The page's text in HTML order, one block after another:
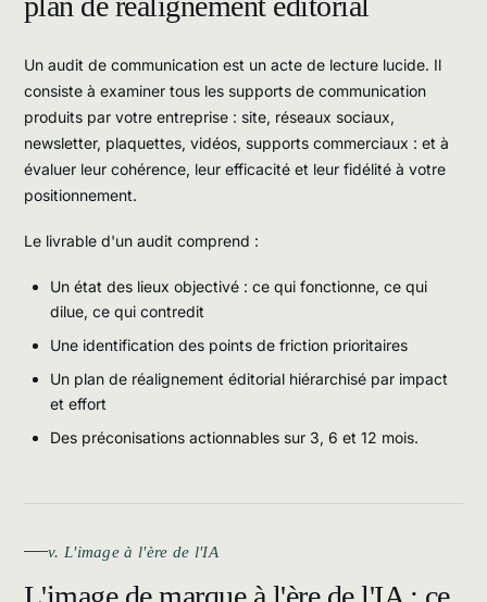
Un audit de communication est un acte de lecture lucide. Il
consiste à examiner tous les supports de communication
produits par votre entreprise : site, réseaux sociaux,
newsletter, plaquettes, vidéos, supports commerciaux : et à
évaluer leur cohérence, leur efficacité et leur fidélité à votre
positionnement.
Le livrable d'un audit comprend :
Un état des lieux objectivé : ce qui fonctionne, ce qui
dilue, ce qui contredit
Une identification des points de friction prioritaires
Un plan de réalignement éditorial hiérarchisé par impact
et effort
Des préconisations actionnables sur 3, 6 et 12 mois.
v. L'image à l'ère de l'IA